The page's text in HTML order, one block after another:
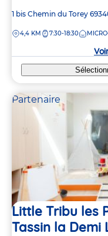
Adresse
la
1 bis Chemin du Torey
DISTANCE
4,4 KM 7:30-18:30
Partenaire
Little Tribu les
Tassin la Demi